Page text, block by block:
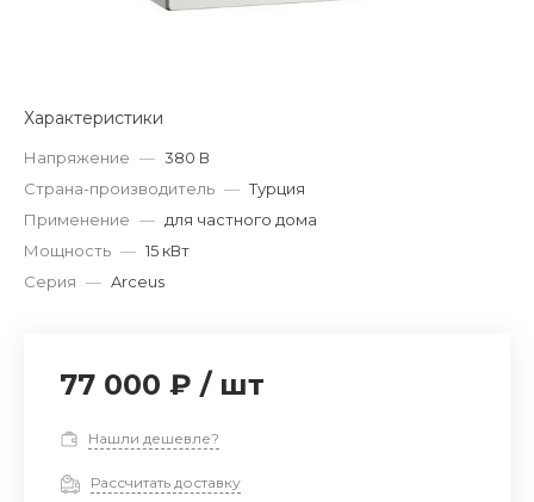
Характеристики
Напряжение — 380 В
Страна-производитель — Турция
Применение — для частного дома
Мощность — 15 кВт
Серия — Arceus
77 000 ₽ / шт
Нашли дешевле?
Рассчитать доставку